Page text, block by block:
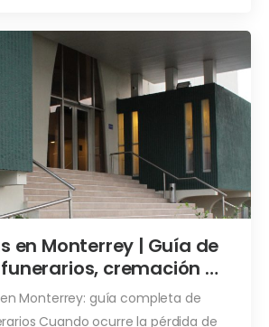
en Monterrey | Guía de
cremación y
previsión
Monterrey: guía completa de
Cuando ocurre la pérdida de